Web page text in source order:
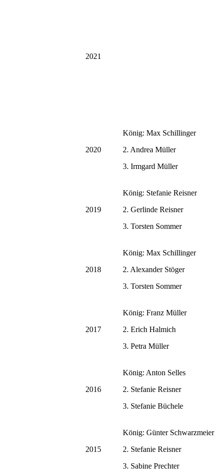
2021
2020
König: Max Schillinger
2. Andrea Müller
3. Irmgard Müller
2019
König: Stefanie Reisner
2. Gerlinde Reisner
3. Torsten Sommer
2018
König: Max Schillinger
2. Alexander Stöger
3. Torsten Sommer
2017
König: Franz Müller
2. Erich Halmich
3. Petra Müller
2016
König: Anton Selles
2. Stefanie Reisner
3. Stefanie Büchele
2015
König: Günter Schwarzmeier
2. Stefanie Reisner
3. Sabine Prechter